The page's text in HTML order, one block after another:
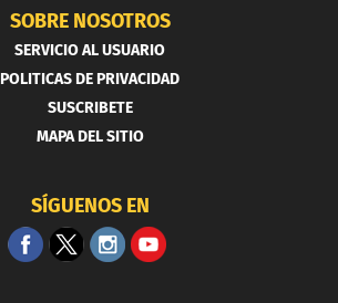
SOBRE NOSOTROS
SERVICIO AL USUARIO
POLITICAS DE PRIVACIDAD
SUSCRIBETE
MAPA DEL SITIO
SÍGUENOS EN